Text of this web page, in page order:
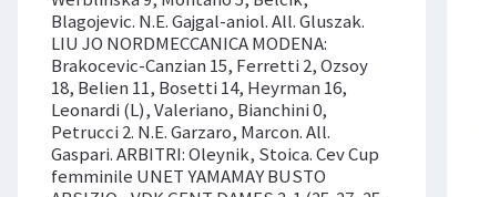
Blagojevic. N.E. Gajgal-aniol. All. Gluszak.
LIU JO NORDMECCANICA MODENA:
Brakocevic-Canzian 15, Ferretti 2, Ozsoy
18, Belien 11, Bosetti 14, Heyrman 16,
Leonardi (L), Valeriano, Bianchini 0,
Petrucci 2. N.E. Garzaro, Marcon. All.
Gaspari. ARBITRI: Oleynik, Stoica. Cev Cup
femminile UNET YAMAMAY BUSTO